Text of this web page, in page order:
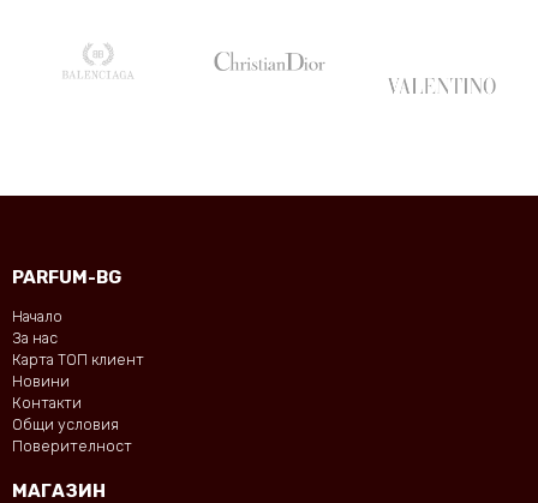
PARFUM-BG
Начало
За нас
Карта ТОП клиент
Новини
Контакти
Общи условия
Поверителност
МАГАЗИН